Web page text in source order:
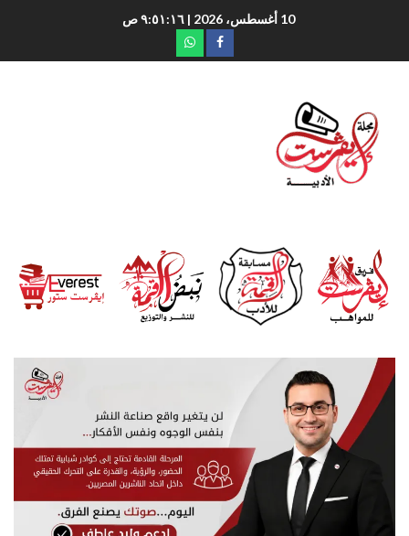
10 أغسطس، 2026 | ٩:٥١:١٧ ص